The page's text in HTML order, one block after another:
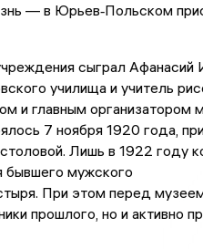
— в Юрьев‑Польском
сыграл Афанасий
училища и учитель
и главным организатором
7 ноября 1920 года,
Лишь в 1922 году
бывшего мужского
При этом перед
прошлого, но и активно